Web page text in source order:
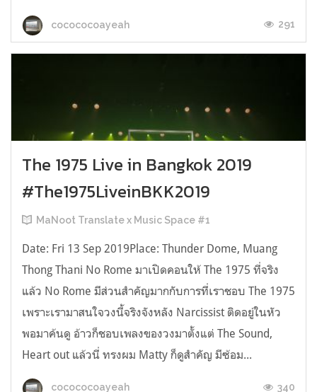
cocococoayeah 291
The 1975 Live in Bangkok 2019
#The1975LiveinBKK2019
MaNoot Translate x Music Space #1
Date: Fri 13 Sep 2019Place: Thunder Dome, Muang
Thong Thani No Rome มาเปิดคอนให้ The 1975 ที่จริง
แล้ว No Rome มีส่วนสำคัญมากกับการที่เราชอบ The 1975
เพราะเรามาสนใจวงนี้จริงจังหลัง Narcissist ติดอยู่ในหัว
พอมาค้นดู อ้าวก็ชอบเพลงของวงมาตั้งแต่ The Sound,
Heart out แล้วนี่ ทรงผม Matty ก็ดูสำคัญ มีซ้อม...
cocococoayeah 340